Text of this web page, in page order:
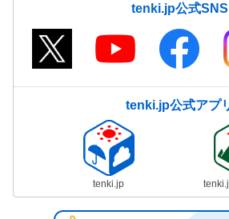
tenki.jp公式SNS
tenki.jp公式アプ
tenki.jp